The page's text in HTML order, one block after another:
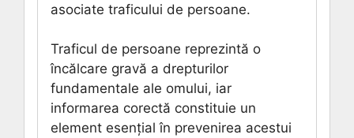
asociate traficului de persoane.
Traficul de persoane reprezintă o
încălcare gravă a drepturilor
fundamentale ale omului, iar
informarea corectă constituie un
element esențial în prevenirea acestui